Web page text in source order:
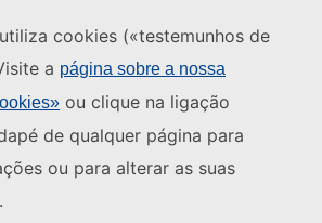
cookies («testemunhos de
a página sobre a nossa
ou clique na ligação
de qualquer página para
ou para alterar as suas
telefónicos
formulário
a um centro da UE
UE nas redes sociais